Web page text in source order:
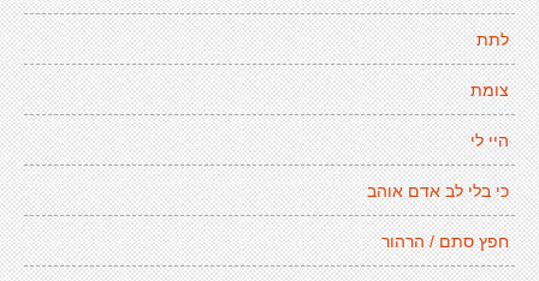
לתת
צומת
היי לי
כי בלי לב אדם אוהב
חפץ סתם / הרהור